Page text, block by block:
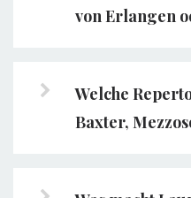
Baxter,